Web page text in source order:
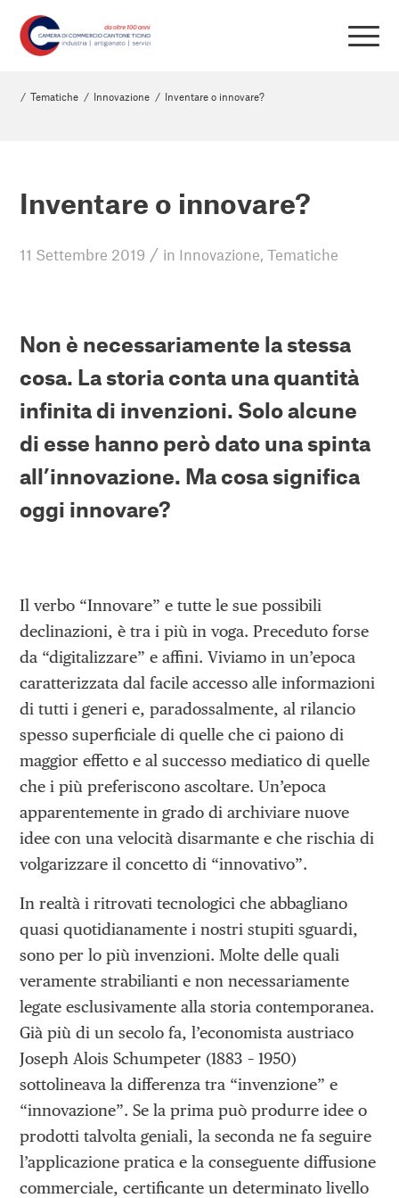
/ Tematiche / Innovazione / Inventare o innovare?
Inventare o innovare?
11 Settembre 2019 / in Innovazione,Tematiche
Non è necessariamente la stessa
cosa. La storia conta una quantità
infinita di invenzioni. Solo alcune
di esse hanno però dato una spinta
all’innovazione. Ma cosa significa
oggi innovare?
Il verbo “Innovare” e tutte le sue possibili
declinazioni, è tra i più in voga. Preceduto forse
da “digitalizzare” e affini. Viviamo in un’epoca
caratterizzata dal facile accesso alle informazioni
di tutti i generi e, paradossalmente, al rilancio
spesso superficiale di quelle che ci paiono di
maggior effetto e al successo mediatico di quelle
che i più preferiscono ascoltare. Un’epoca
apparentemente in grado di archiviare nuove
idee con una velocità disarmante e che rischia di
volgarizzare il concetto di “innovativo”.
In realtà i ritrovati tecnologici che abbagliano
quasi quotidianamente i nostri stupiti sguardi,
sono per lo più invenzioni. Molte delle quali
veramente strabilianti e non necessariamente
legate esclusivamente alla storia contemporanea.
Già più di un secolo fa, l’economista austriaco
Joseph Alois Schumpeter (1883 – 1950)
sottolineava la differenza tra “invenzione” e
“innovazione”. Se la prima può produrre idee o
prodotti talvolta geniali, la seconda ne fa seguire
l’applicazione pratica e la conseguente diffusione
commerciale, certificante un determinato livello